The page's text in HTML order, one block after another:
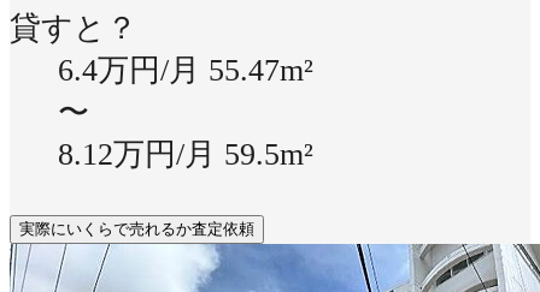
貸すと？
6.4万円/月 55.47m²
〜
8.12万円/月 59.5m²
実際にいくらで売れるか査定依頼